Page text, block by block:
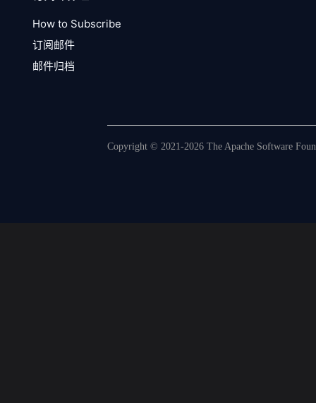
How to Subscribe
订阅邮件
邮件归档
Copyright © 2021-2026 The Apache Software